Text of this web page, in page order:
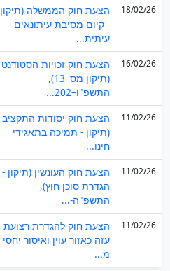
18/02/26
הצעת חוק הממשלה (תיקון
- קיום מסיבת עיתונאים
עיתית...
16/02/26
הצעת חוק זכויות הסטודנט
(תיקון מס' 13),
התשפ"ו–202...
11/02/26
הצעת חוק יסודות התקציב
(תיקון - תמיכה בתאגידי
חינו...
11/02/26
הצעת חוק העונשין (תיקון -
הגדרת סוכן חוץ),
התשפ"ה-...
11/02/26
הצעת חוק להגדרת רצועת
עזה כאזור עוין ואיסור יחסי
מ...